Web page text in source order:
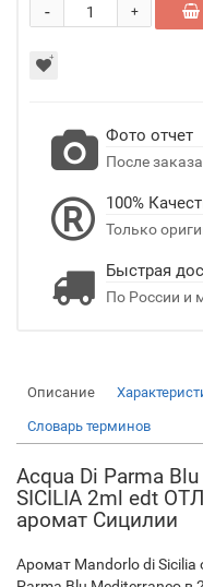
+
-
Фото отчет
После заказа
100%
Только
Быстрая
По России и
Описание
Словарь терминов
Acqua Di Parma
SICILIA 2ml edt
аромат Сицилии
Аромат Mandorlo di Sicilia